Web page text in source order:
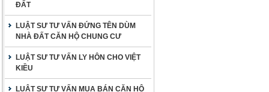
ĐẤT
LUẬT SƯ TƯ VẤN ĐỨNG TÊN DÙM
NHÀ ĐẤT CĂN HỘ CHUNG CƯ
LUẬT SƯ TƯ VẤN LY HÔN CHO VIỆT
KIỀU
LUẬT SƯ TƯ VẤN MUA BÁN CĂN HỘ